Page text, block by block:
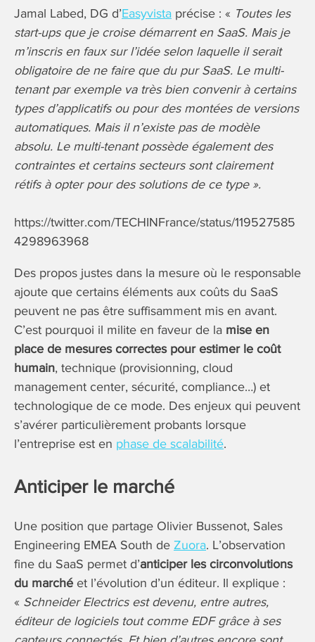
Jamal Labed, DG d’Easyvista précise : « Toutes les
start-ups que je croise démarrent en SaaS. Mais je
m’inscris en faux sur l’idée selon laquelle il serait
obligatoire de ne faire que du pur SaaS. Le multi-
tenant par exemple va très bien convenir à certains
types d’applicatifs ou pour des montées de versions
automatiques. Mais il n’existe pas de modèle
absolu. Le multi-tenant possède également des
contraintes et certains secteurs sont clairement
rétifs à opter pour des solutions de ce type ».
https://twitter.com/TECHINFrance/status/119527585
4298963968
Des propos justes dans la mesure où le responsable
ajoute que certains éléments aux coûts du SaaS
peuvent ne pas être suffisamment mis en avant.
C’est pourquoi il milite en faveur de la mise en
place de mesures correctes pour estimer le coût
humain, technique (provisionning, cloud
management center, sécurité, compliance…) et
technologique de ce mode. Des enjeux qui peuvent
s’avérer particulièrement probants lorsque
l’entreprise est en phase de scalabilité.
Anticiper le marché
Une position que partage Olivier Bussenot, Sales
Engineering EMEA South de Zuora. L’observation
fine du SaaS permet d’anticiper les circonvolutions
du marché et l’évolution d’un éditeur. Il explique :
« Schneider Electrics est devenu, entre autres,
éditeur de logiciels tout comme EDF grâce à ses